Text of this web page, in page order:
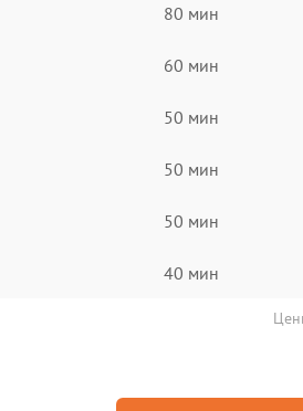
80 мин
60 мин
50 мин
50 мин
50 мин
40 мин